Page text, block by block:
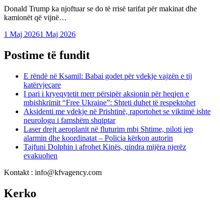
Donald Trump ka njoftuar se do të rrisë tarifat për makinat dhe
kamionët që vijnë…
1 Maj 20261 Maj 2026
Postime të fundit
E rëndë në Ksamil: Babai godet për vdekje vajzën e tij
katërvjeçare
I pari i kryeqytetit merr përsipër aksionin për heqjen e
mbishkrimit “Free Ukraine”: Shteti duhet të respektohet
Aksidenti me vdekje në Prishtinë, raportohet se viktimë ishte
neurologu i famshëm shqiptar
Laser drejt aeroplanit në fluturim mbi Shtime, piloti jep
alarmin dhe koordinatat – Policia kërkon autorin
Tajfuni Dolphin i afrohet Kinës, qindra mijëra njerëz
evakuohen
Kontakt : info@kfvagency.com
Kerko